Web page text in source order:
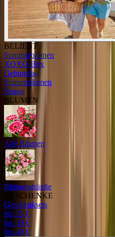
BELIEBT
Sommerblumen
XOXO-Box
Geburtstag
Sonnenblumen
Rosen
BLUMEN
Alle Blumen
Blumensträuße
GESCHENKE
Geschenksets
bis 25 €
bis 30 €
bis 40 €